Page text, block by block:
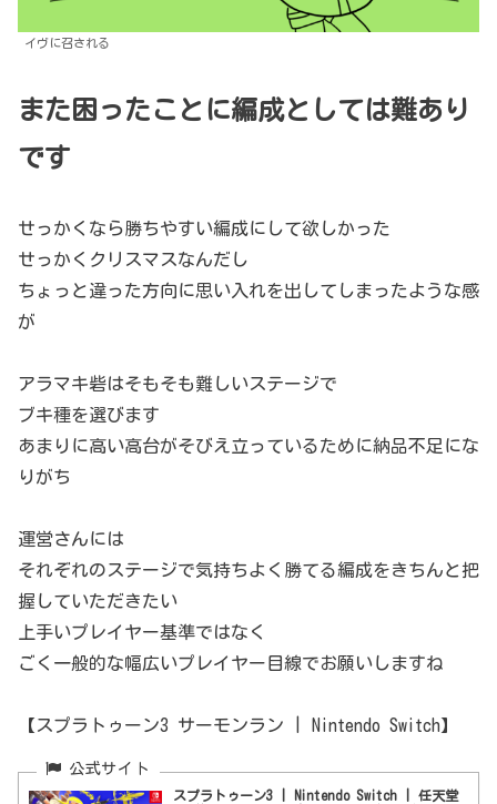
イヴに召される
また困ったことに編成としては難あり
です
せっかくなら勝ちやすい編成にして欲しかった
せっかくクリスマスなんだし
ちょっと違った方向に思い入れを出してしまったような感
が
アラマキ砦はそもそも難しいステージで
ブキ種を選びます
あまりに高い高台がそびえ立っているために納品不足にな
りがち
運営さんには
それぞれのステージで気持ちよく勝てる編成をきちんと把
握していただきたい
上手いプレイヤー基準ではなく
ごく一般的な幅広いプレイヤー目線でお願いしますね
【スプラトゥーン3 サーモンラン | Nintendo Switch】
スプラトゥーン3 | Nintendo Switch | 任天堂